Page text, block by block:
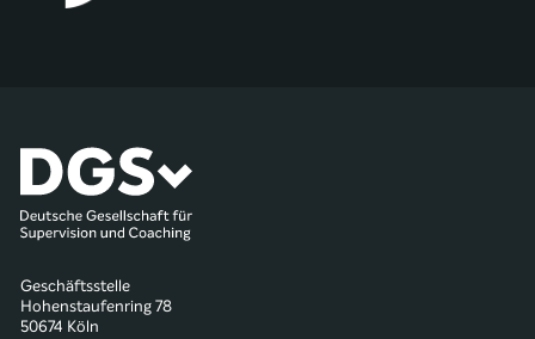
Geschäftsstelle
Hohenstaufenring 78
50674 Köln